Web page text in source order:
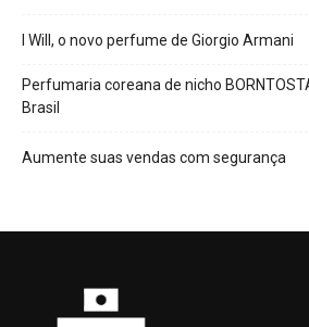
I Will, o novo perfume de Giorgio Armani
Perfumaria coreana de nicho
Brasil
Aumente suas vendas com segurança